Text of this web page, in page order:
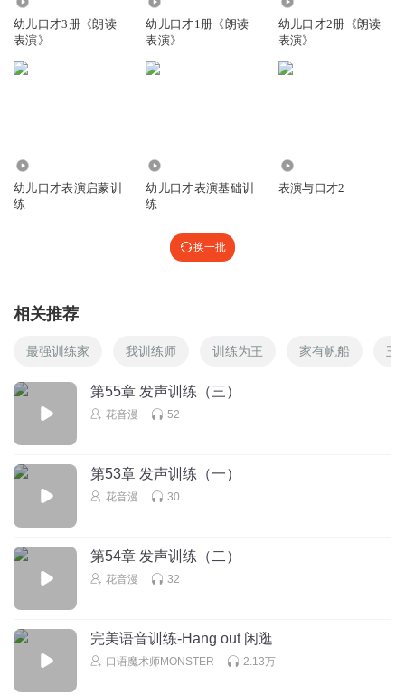
幼儿口才3册《朗读
表演》
幼儿口才1册《朗读
表演》
幼儿口才2册《朗读
表演》
幼儿口才表演启蒙训
练
幼儿口才表演基础训
练
表演与口才2
换一批
相关推荐
最强训练家 我训练师 训练为王 家有帆船 王
第55章 发声训练（三）
花音漫 52
第53章 发声训练（一）
花音漫 30
第54章 发声训练（二）
花音漫 32
完美语音训练-Hang out 闲逛
口语魔术师MONSTER 2.13万